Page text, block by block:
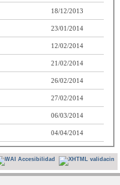
18/12/2013
23/01/2014
12/02/2014
21/02/2014
26/02/2014
27/02/2014
06/03/2014
04/04/2014